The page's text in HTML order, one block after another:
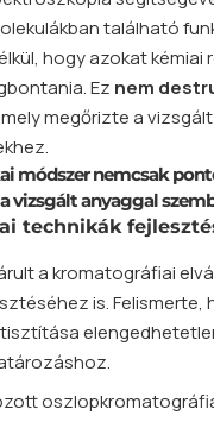
található
hogy azokat kémiai
Ez nem
megőrizte a
módszer nemcsak
vizsgált anyaggal
technikák
a kromatográfiai
is. Felismerte,